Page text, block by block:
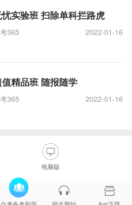
忧实验班 扫除单科拦路虎
365 2022-01-16
值精品班 随报随学
365 2022-01-16
电脑版